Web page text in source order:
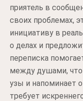
приятель в
своих проблемах,
инициативу в
о делах и
переписка
между душами,
узы и напоминает
требует